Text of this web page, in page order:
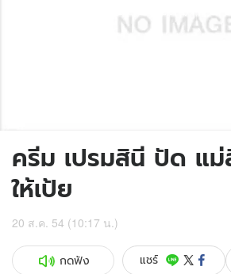
ครีม เปรมสินี ปัด แ
ให้เป้ย
20 ส.ค. 54 (10:17 น.)
กดฟัง แชร์